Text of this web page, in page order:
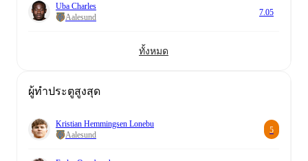
Uba Charles
Aalesund
7.05
ทั้งหมด
ผู้ทำประตูสูงสุด
Kristian Hemmingsen Lonebu
Aalesund
5